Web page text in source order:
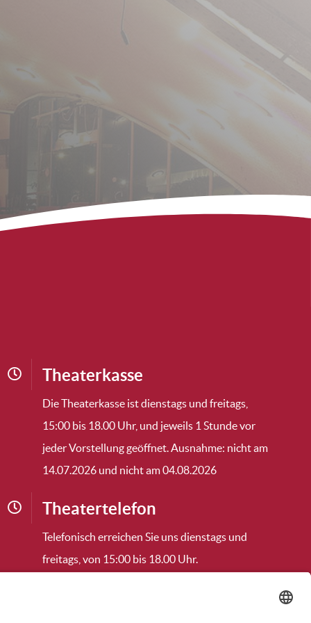
Theaterkasse
Die Theaterkasse ist dienstags und freitags,
15:00 bis 18.00 Uhr, und jeweils 1 Stunde vor
jeder Vorstellung geöffnet. Ausnahme: nicht am
14.07.2026 und nicht am 04.08.2026
Theatertelefon
Telefonisch erreichen Sie uns dienstags und
freitags, von 15:00 bis 18.00 Uhr.